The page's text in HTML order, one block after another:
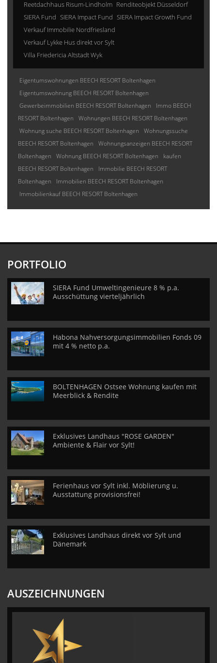
Reetdachhaus Risum-Lindholm Renditeobjekt Düsseldorf
SIERA Fund SIERA Impact Fund SIERA Impact Growth Fund
Verkauf Immobilie Nordfriesland
Verkauf Lykke Hus direkt vor Sylt
Villa Friedericia Altstadt Wyk
Eigentumswohnungen BEECH RESORT Boltenhagen
Eigentumswohnung BEECH RESORT Boltenhagen
Gewerbeimmobilien BEECH RESORT Boltenhagen
Immo BEECH
RESORT Boltenhagen
Wohnungen BEECH RESORT Boltenhagen
Wohnung suche BEECH RESORT Boltenhagen
Wohnungssuche
BEECH RESORT Boltenhagen
Wohnungsanzeigen BEECH RESORT
Boltenhagen
Wohnung BEECH RESORT Boltenhagen
kaufen
BEECH RESORT Boltenhagen
Immobilie BEECH RESORT
Boltenhagen
Immobilien BEECH RESORT Boltenhagen
Immobilienkauf BEECH RESORT Boltenhagen
PORTFOLIO
SIERA Fund Umweltingenieure 8 % p.a.
Ausschüttung vierteljährlich
Habona Nahversorgungsimmobilien Fonds 09
mit 4 % netto p.a.
BOLTENHAGEN Ostsee Wohnung kaufen mit
Meerblick & Rendite
Exklusives Landhaus "ROSE GARDEN"
Ambiente & Flair vor Sylt!
Ferienhaus vor Sylt inkl. Möblierung u.
Ausstattung provisionsfrei!
Exklusives Landhaus direkt vor Sylt und
Dänemark
AUSZEICHNUNGEN